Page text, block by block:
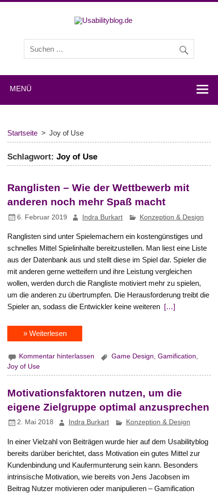
Experten zu den Themen Usability und User Experience.
MENÜ
Startseite Joy of Use
Schlagwort:Joy of Use
Ranglisten – Wie der Wettbewerb mit
anderen noch mehr Spaß macht
6. Februar 2019 Indra Burkart Konzeption & Design
Ranglisten sind unter Spielemachern ein kostengünstiges und
schnelles Mittel Spielinhalte bereitzustellen. Man liest eine Liste
aus der Datenbank aus und stellt diese im Spiel dar. Spieler die
mit anderen gerne wetteifern und ihre Leistung vergleichen
wollen, werden durch die Rangliste motiviert mehr zu spielen,
um die anderen zu übertrumpfen. Die Herausforderung treibt die
Spieler an, sodass die Entwickler keine weiteren […]
» Weiterlesen
Kommentar hinterlassen Game Design,Gamification,
Joy of Use
Motivationsfaktoren nutzen, um die
eigene Zielgruppe optimal anzusprechen
2. Mai 2018 Indra Burkart Konzeption & Design
In einer Vielzahl von Beiträgen wurde hier auf dem Usabilityblog
bereits darüber berichtet, dass Motivation ein gutes Mittel zur
Kundenbindung und Kaufermunterung sein kann. Besonders
intrinsische Motivation, wie bereits von Jens Jacobsen im
Beitrag Nutzer motivieren oder manipulieren – Gamification